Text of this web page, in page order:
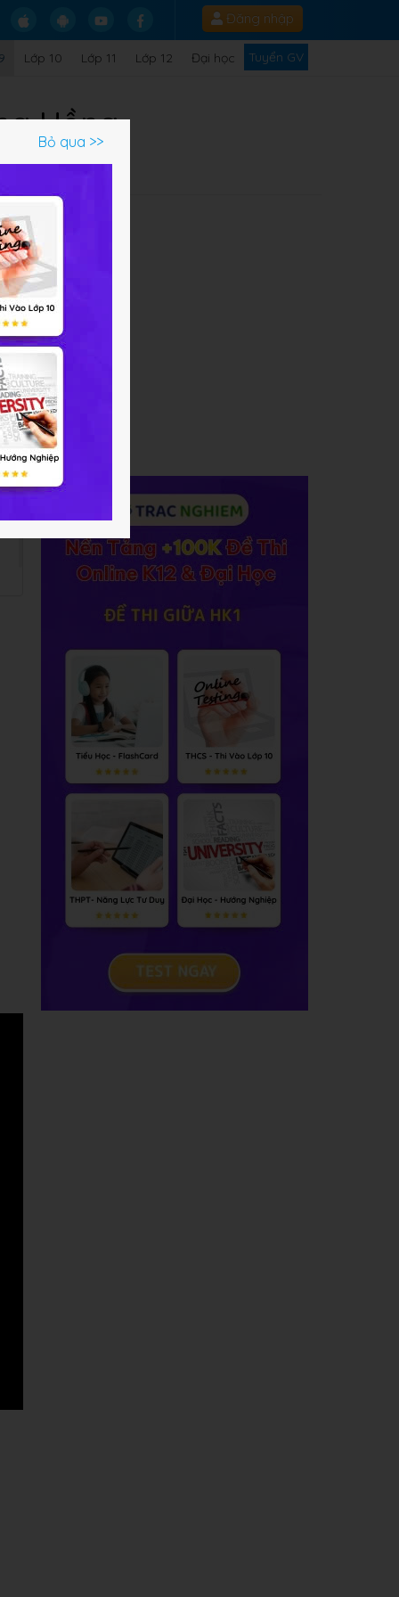
Đăng nhập
Lớp 10 Lớp 11 Lớp 12 Đại học Tuyển GV
Hồng
Bỏ qua >>